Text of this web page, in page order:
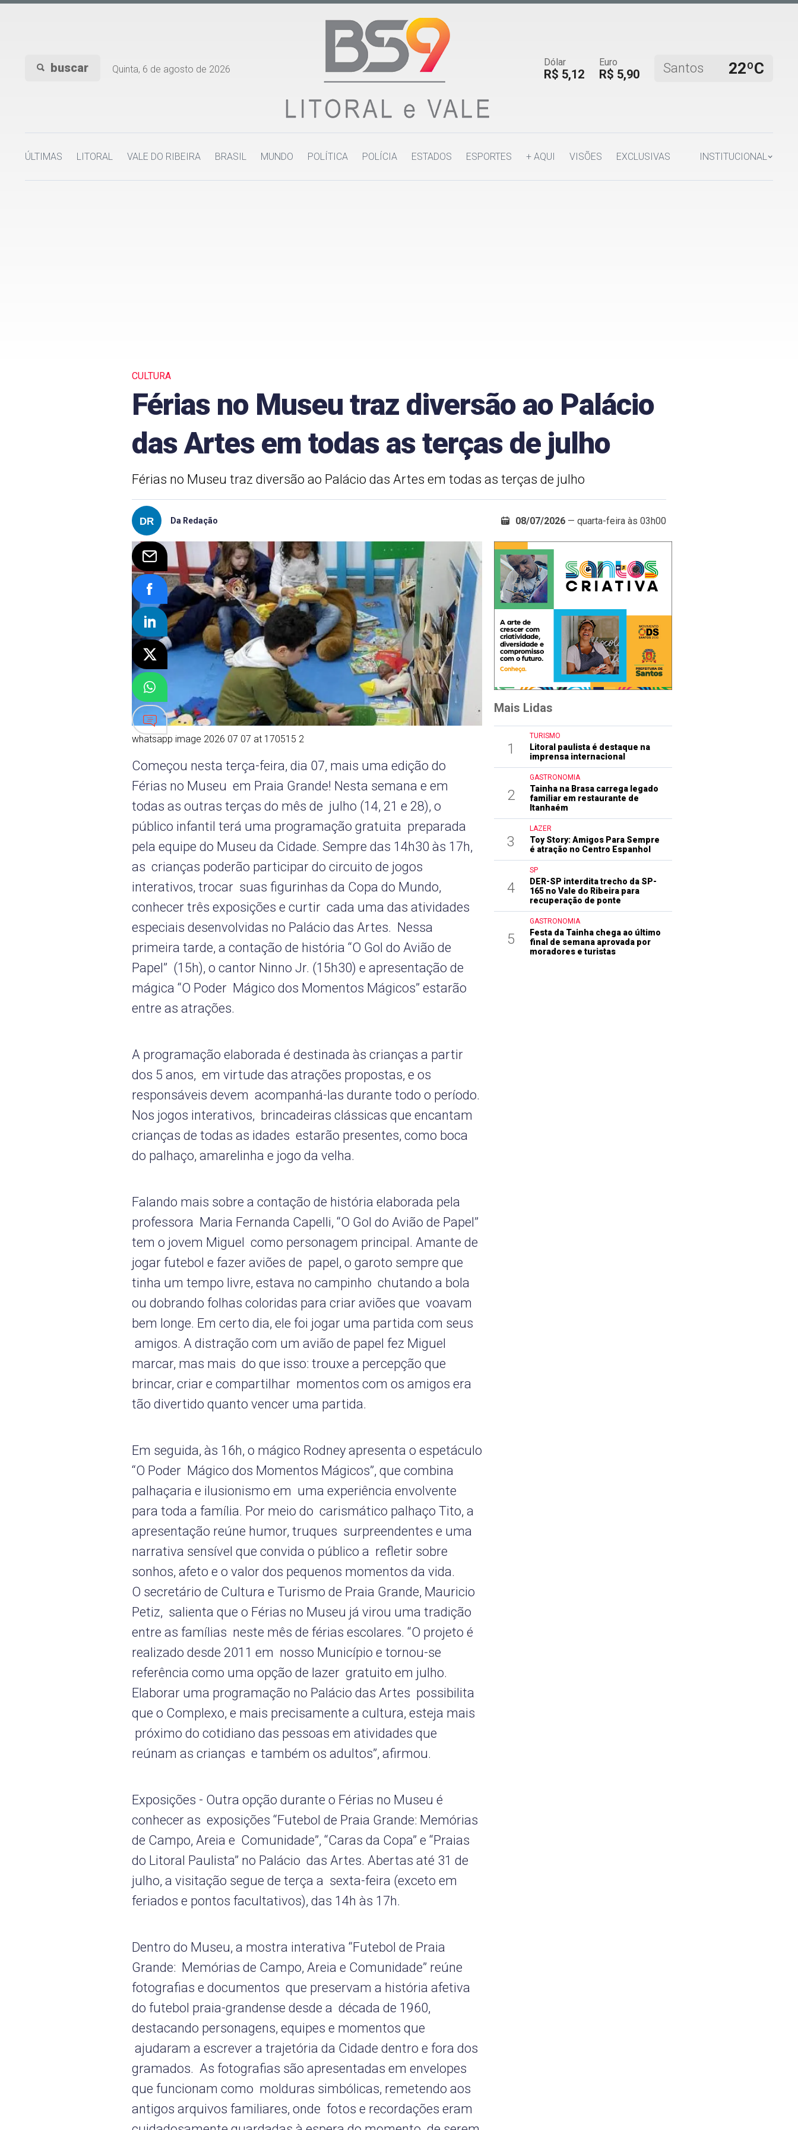
buscar Quinta, 6 de agosto de 2026
Dólar
R$ 5,12
Euro
R$ 5,90 Santos 22ºC
ÚLTIMAS LITORAL VALE DO RIBEIRA BRASIL MUNDO POLÍTICA POLÍCIA ESTADOS ESPORTES + AQUI VISÕES EXCLUSIVAS INSTITUCIONAL
CULTURA
Férias no Museu traz diversão ao Palácio
das Artes em todas as terças de julho
Férias no Museu traz diversão ao Palácio das Artes em todas as terças de julho
Da Redação 08/07/2026 — quarta-feira às 03h00
whatsapp image 2026 07 07 at 170515 2
Começou nesta terça-feira, dia 07, mais uma edição do
Férias no Museu em Praia Grande! Nesta semana e em
todas as outras terças do mês de julho (14, 21 e 28), o
público infantil terá uma programação gratuita preparada
pela equipe do Museu da Cidade. Sempre das 14h30 às 17h,
as crianças poderão participar do circuito de jogos
interativos, trocar suas figurinhas da Copa do Mundo,
conhecer três exposições e curtir cada uma das atividades
especiais desenvolvidas no Palácio das Artes. Nessa
primeira tarde, a contação de história “O Gol do Avião de
Papel” (15h), o cantor Ninno Jr. (15h30) e apresentação de
mágica “O Poder Mágico dos Momentos Mágicos” estarão
entre as atrações.
A programação elaborada é destinada às crianças a partir
dos 5 anos, em virtude das atrações propostas, e os
responsáveis devem acompanhá-las durante todo o período.
Nos jogos interativos, brincadeiras clássicas que encantam
crianças de todas as idades estarão presentes, como boca
do palhaço, amarelinha e jogo da velha.
Falando mais sobre a contação de história elaborada pela
professora Maria Fernanda Capelli, “O Gol do Avião de Papel”
tem o jovem Miguel como personagem principal. Amante de
jogar futebol e fazer aviões de papel, o garoto sempre que
tinha um tempo livre, estava no campinho chutando a bola
ou dobrando folhas coloridas para criar aviões que voavam
bem longe. Em certo dia, ele foi jogar uma partida com seus
amigos. A distração com um avião de papel fez Miguel
marcar, mas mais do que isso: trouxe a percepção que
brincar, criar e compartilhar momentos com os amigos era
tão divertido quanto vencer uma partida.
Em seguida, às 16h, o mágico Rodney apresenta o espetáculo
“O Poder Mágico dos Momentos Mágicos”, que combina
palhaçaria e ilusionismo em uma experiência envolvente
para toda a família. Por meio do carismático palhaço Tito, a
apresentação reúne humor, truques surpreendentes e uma
narrativa sensível que convida o público a refletir sobre
sonhos, afeto e o valor dos pequenos momentos da vida.
O secretário de Cultura e Turismo de Praia Grande, Mauricio
Petiz, salienta que o Férias no Museu já virou uma tradição
entre as famílias neste mês de férias escolares. “O projeto é
realizado desde 2011 em nosso Município e tornou-se
referência como uma opção de lazer gratuito em julho.
Elaborar uma programação no Palácio das Artes possibilita
que o Complexo, e mais precisamente a cultura, esteja mais
próximo do cotidiano das pessoas em atividades que
reúnam as crianças e também os adultos”, afirmou.
Exposições - Outra opção durante o Férias no Museu é
conhecer as exposições “Futebol de Praia Grande: Memórias
de Campo, Areia e Comunidade”, “Caras da Copa” e “Praias
do Litoral Paulista” no Palácio das Artes. Abertas até 31 de
julho, a visitação segue de terça a sexta-feira (exceto em
feriados e pontos facultativos), das 14h às 17h.
Dentro do Museu, a mostra interativa “Futebol de Praia
Grande: Memórias de Campo, Areia e Comunidade” reúne
fotografias e documentos que preservam a história afetiva
do futebol praia-grandense desde a década de 1960,
destacando personagens, equipes e momentos que
ajudaram a escrever a trajetória da Cidade dentro e fora dos
gramados. As fotografias são apresentadas em envelopes
que funcionam como molduras simbólicas, remetendo aos
antigos arquivos familiares, onde fotos e recordações eram
Mais Lidas
1
TURISMO
Litoral paulista é destaque na
imprensa internacional
2
GASTRONOMIA
Tainha na Brasa carrega legado
familiar em restaurante de
Itanhaém
3
LAZER
Toy Story: Amigos Para Sempre
é atração no Centro Espanhol
4
SP
DER-SP interdita trecho da SP-
165 no Vale do Ribeira para
recuperação de ponte
5
GASTRONOMIA
Festa da Tainha chega ao último
final de semana aprovada por
moradores e turistas